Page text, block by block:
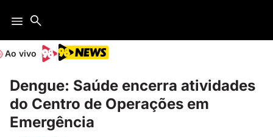
Ao vivo
Dengue: Saúde encerra atividades
do Centro de Operações em
Emergência